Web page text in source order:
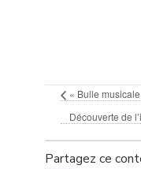
« Bulle
Découverte de
Partagez ce